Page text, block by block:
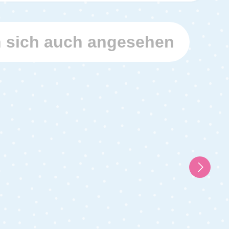
sich auch angesehen